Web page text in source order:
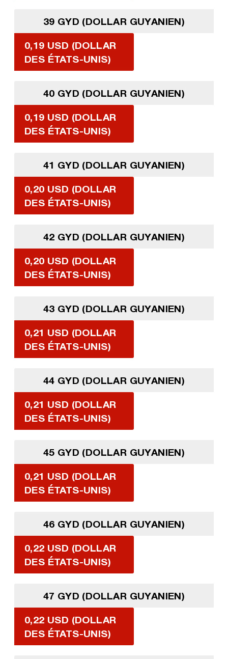
39 GYD (DOLLAR GUYANIEN)
0,19 USD (DOLLAR
DES ÉTATS-UNIS)
40 GYD (DOLLAR GUYANIEN)
0,19 USD (DOLLAR
DES ÉTATS-UNIS)
41 GYD (DOLLAR GUYANIEN)
0,20 USD (DOLLAR
DES ÉTATS-UNIS)
42 GYD (DOLLAR GUYANIEN)
0,20 USD (DOLLAR
DES ÉTATS-UNIS)
43 GYD (DOLLAR GUYANIEN)
0,21 USD (DOLLAR
DES ÉTATS-UNIS)
44 GYD (DOLLAR GUYANIEN)
0,21 USD (DOLLAR
DES ÉTATS-UNIS)
45 GYD (DOLLAR GUYANIEN)
0,21 USD (DOLLAR
DES ÉTATS-UNIS)
46 GYD (DOLLAR GUYANIEN)
0,22 USD (DOLLAR
DES ÉTATS-UNIS)
47 GYD (DOLLAR GUYANIEN)
0,22 USD (DOLLAR
DES ÉTATS-UNIS)